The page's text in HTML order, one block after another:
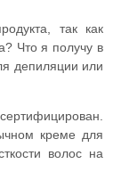
так как
Что я получу в
депиляции или
креме для
волос на